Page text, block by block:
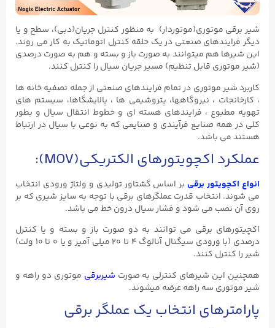
شیر برقی موتوری(موتوردار) به منظور کنترل جریان(دبی)، سطح و یا
دیگر فرایندهای صنعتی در یک حلقه کنترل اتوماتیک به کار می روند.
این شیرها هم میتوانند به صورت باز و بسته و هم به صورت درصدی
(شیر موتوری قابل تنظیم) مسیر جریان سیال را کنترل کنند.
کاربرد شیر موتوری در تمام فرایندهای صنعتی از جمله تصفیه خانه ها
، کارخانجات ، نیروگاهها، پتروشیمی ها ، پالایشگاها، سیستم های
تهویه مطبوع ، فرایندهای هسته ای و خطوط انتقال سیال و بطور
کلی در همه صنایع فرآیندی و صنایعی که به نوعی با سیال در ارتباط
هستند می باشد.
عملکرد اکچویتورهای الکتریکی(MOV):
انواع اکچویتور برقی بر اساس گشتاور تولیدی و ولتاژ ورودی انتخاب
می شوند. انتخاب قدرت عملگرهای برقی با توجه به سایز شیری که بر
روی آن نصب می شود و فشار سیال درون خط می باشد.
اکچیتورهای برقی می توانند به دو صورت باز و بسته و یا کنترل
درصدی (با ورودی سیگنال آنالوگ ۴ تا ۲۰ میلی آمپر و یا ۰ تا ۱۰ ولت)
شیر را کنترل کنند.
همچنین این شیرهای کنترلی به صورت شیربرقی موتوری دو راهه و
شیر موتوری سه راهه عرضه میشوند.
پارامترهای انتخاب یک عملگر برقی